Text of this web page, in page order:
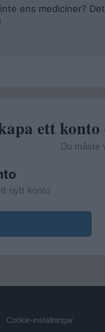
ens mediciner?
ett
Du måste
nytt konto
Cookie-inställningar